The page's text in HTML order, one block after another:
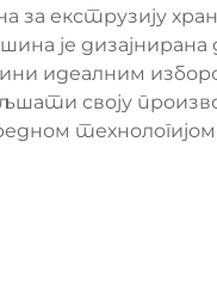
за екструзију
је
идеалним
своју